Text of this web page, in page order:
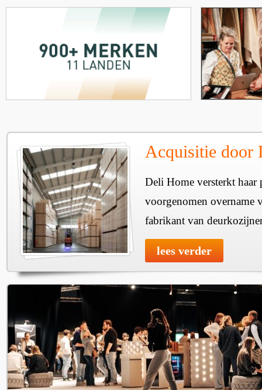
Acquisitie door
Deli Home versterkt haar
voorgenomen overname
fabrikant van
lees verder